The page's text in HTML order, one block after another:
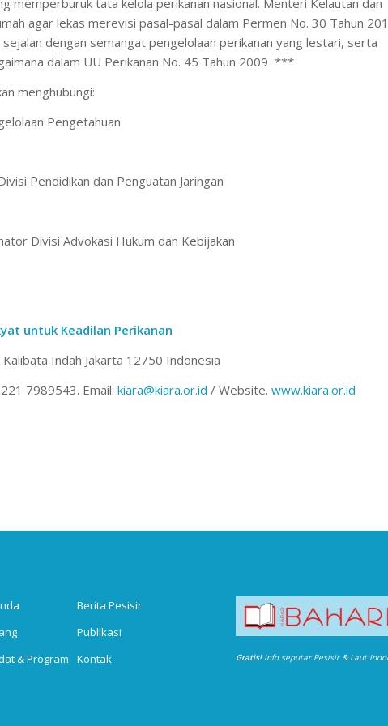
memperburuk tata kelola perikanan nasional. Menteri Kelautan dan
agar lekas merevisi pasal-pasal dalam Permen No. 30 Tahun
dengan semangat pengelolaan perikanan yang lestari, serta
dalam UU Perikanan No. 45 Tahun 2009 ***
menghubungi:
Pengetahuan
Pendidikan dan Penguatan Jaringan
Divisi Advokasi Hukum dan Kebijakan
untuk Keadilan Perikanan
Kalibata Indah Jakarta 12750 Indonesia
7989543. Email. kiara@kiara.or.id / Website. www.kiara.or.id
& Program
Berita Pesisir
Publikasi
Kontak
Gratis! Info seputar Pesisir & Laut